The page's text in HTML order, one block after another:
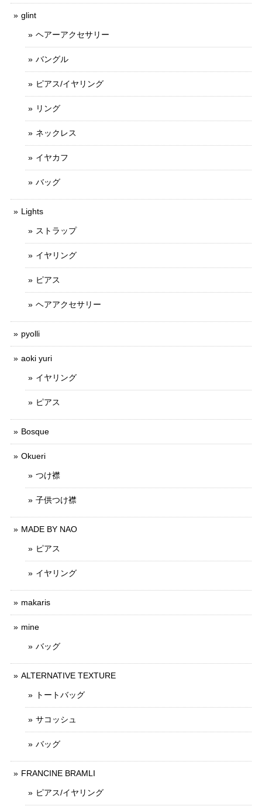
glint
ヘアーアクセサリー
バングル
ピアス/イヤリング
リング
ネックレス
イヤカフ
バッグ
Lights
ストラップ
イヤリング
ピアス
ヘアアクセサリー
pyolli
aoki yuri
イヤリング
ピアス
Bosque
Okueri
つけ襟
子供つけ襟
MADE BY NAO
ピアス
イヤリング
makaris
mine
バッグ
ALTERNATIVE TEXTURE
トートバッグ
サコッシュ
バッグ
FRANCINE BRAMLI
ピアス/イヤリング